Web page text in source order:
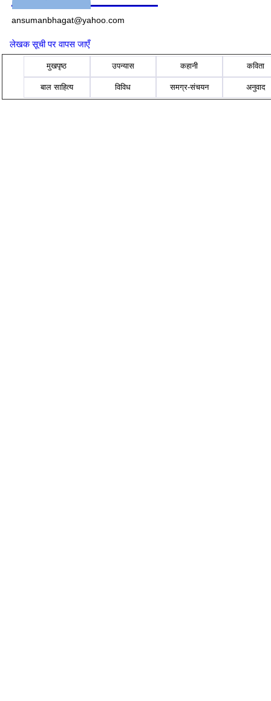
ansumanbhagat@yahoo.com
लेखक सूची पर वापस जाएँ
मुखपृष्ठ उपन्यास कहानी कविता
बाल साहित्य विविध समग्र-संचयन अनुवाद